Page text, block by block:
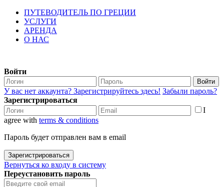
ПУТЕВОДИТЕЛЬ ПО ГРЕЦИИ
УСЛУГИ
АРЕНДА
О НАС
Войти
Войти
У вас нет аккаунта? Зарегистрируйтесь здесь! Забыли пароль?
Зарегистрироваться
I
agree with terms & conditions
Пароль будет отправлен вам в email
Зарегистрироваться
Вернуться ко входу в систему
Переустановить пароль